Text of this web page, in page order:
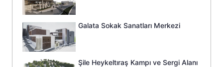
Galata Sokak Sanatları Merkezi
Şile Heykeltıraş Kampı ve Sergi Alanı